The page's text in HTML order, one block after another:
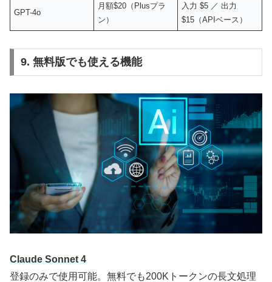
GPT-4o
月額$20（Plusプラ
ン）
入力 $5 ／ 出力
$15（APIベース）
9. 無料版でも使える機能
Claude Sonnet 4
登録のみで使用可能。無料でも200Kトークンの長文処理